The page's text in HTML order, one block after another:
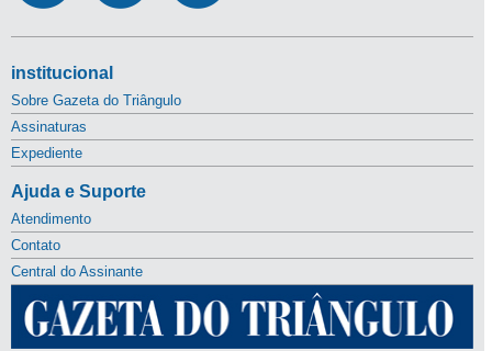
institucional
Sobre Gazeta do Triângulo
Assinaturas
Expediente
Ajuda e Suporte
Atendimento
Contato
Central do Assinante